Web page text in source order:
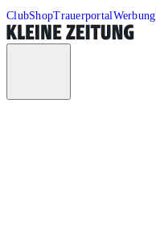
ClubShopTrauerportalWerbung